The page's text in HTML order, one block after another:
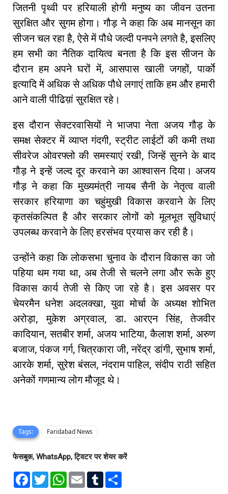
जितनी पृथ्वी पर हरियाली होगी मनुष्य का जीवन उतना
सुरक्षित और सुगम होगा। गौड़ ने कहा कि अब मानसून का
सीजन चल रहा है, ऐसे में पौधे जल्दी पनपने लगते है, इसलिए
हम सभी का नैतिक दायित्व बनता है कि इस सीजन के
दौरान हम अपने घरों में, आसपास खाली जगहों, पार्काे
इत्यादि में अधिक से अधिक पौधे लगाएं ताकि हम और हमारी
आने वाली पीढिय़ां सुरक्षित रहे।
इस दौरान सेक्टरवासियों ने भाजपा नेता अजय गौड़ के
समक्ष सेक्टर में व्याप्त गंदगी, स्ट्रीट लाईटों की कमी तथा
सीवरेज ओवरफ्लो की समस्याएं रखी, जिन्हें सुनने के बाद
गौड़ ने इन्हें जल्द दूर करवाने का आश्वासन दिया। अजय
गौड़ ने कहा कि मुख्यमंत्री नायब सैनी के नेतृत्व वाली
सरकार हरियाणा का चहुंमुखी विकास करवाने के लिए
कृतसंकल्पित है और सरकार लोगों को मूलभूत सुविधाएं
उपलब्ध करवाने के लिए हरसंभव प्रयास कर रही है।
उन्होंने कहा कि लोकसभा चुनाव के दौरान विकास का जो
पहिया थम गया था, अब तेजी से चलने लगा और रूके हुए
विकास कार्य तेजी से किए जा रहे है। इस अवसर पर
चेयरमैन धनेश अदलक्खा, युवा मोर्चा के अध्यक्ष शोभित
अरोड़ा, मुकेश अग्रवाल, डा. आरएन सिंह, तेजवीर
कादियान, सतबीर शर्मा, अजय भाटिया, कैलाश शर्मा, अरुण
बजाज, पंकज गर्ग, चित्रकारा जी, नरेंद्र डांगी, सुभाष शर्मा,
आरके शर्मा, सुरेश बंसल, नंदराम पाहिल, संदीप राठी सहित
अनेकों गणमान्य लोग मौजूद थे।
Tags: Faridabad News
फेसबुक, WhatsApp, ट्विटर पर शेयर करें
F
T
w
W
E
T